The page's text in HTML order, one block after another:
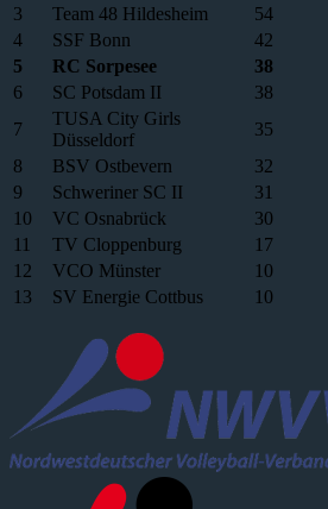
3
Team 48 Hildesheim
54
4
SSF Bonn
42
5
RC Sorpesee
38
6
SC Potsdam II
38
7
TUSA City Girls
Düsseldorf
35
8
BSV Ostbevern
32
9
Schweriner SC II
31
10
VC Osnabrück
30
11
TV Cloppenburg
17
12
VCO Münster
10
13
SV Energie Cottbus 10